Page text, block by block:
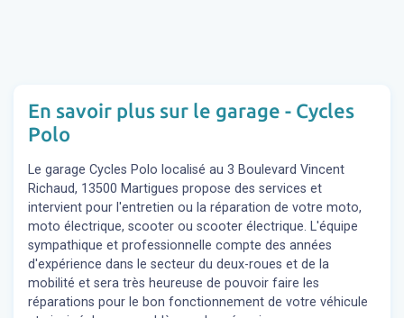
En savoir plus sur le garage - Cycles
Polo
Le garage Cycles Polo localisé au 3 Boulevard Vincent
Richaud, 13500 Martigues propose des services et
intervient pour l'entretien ou la réparation de votre moto,
moto électrique, scooter ou scooter électrique. L'équipe
sympathique et professionnelle compte des années
d'expérience dans le secteur du deux-roues et de la
mobilité et sera très heureuse de pouvoir faire les
réparations pour le bon fonctionnement de votre véhicule